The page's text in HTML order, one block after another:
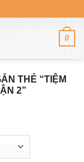
0
THẺ “TIỆM
2”